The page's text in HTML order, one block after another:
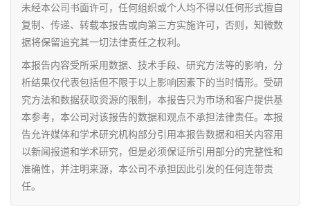
未经本公司书面许可，任何组织或个人均不得以任何形式擅自
复制、传递、转载本报告或向第三方实施许可，否则，知微数
据将保留追究其一切法律责任之权利。
本报告内容受所采用数据、技术手段、研究方法等的影响，分
析结果仅代表包括但不限于以上影响因素下的当时情形。受研
究方法和数据获取资源的限制，本报告只为市场和客户提供基
本参考，本公司对该报告的数据和观点不承担法律责任。本报
告允许媒体和学术研究机构部分引用本报告数据和相关内容用
以新闻报道和学术研究，但是必须保证所引用部分的完整性和
准确性，并注明来源，本公司不承担因此引发的任何连带责
任。